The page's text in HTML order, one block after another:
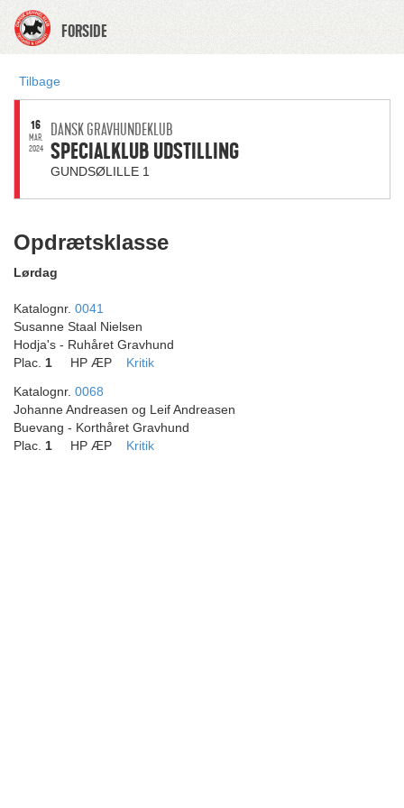
FORSIDE
Tilbage
16
MAR.
2024
DANSK GRAVHUNDEKLUB
SPECIALKLUB UDSTILLING
GUNDSØLILLE 1
Opdrætsklasse
Lørdag
Katalognr. 0041
Susanne Staal Nielsen
Hodja's - Ruhåret Gravhund
Plac. 1 HP ÆP Kritik
Katalognr. 0068
Johanne Andreasen og Leif Andreasen
Buevang - Korthåret Gravhund
Plac. 1 HP ÆP Kritik